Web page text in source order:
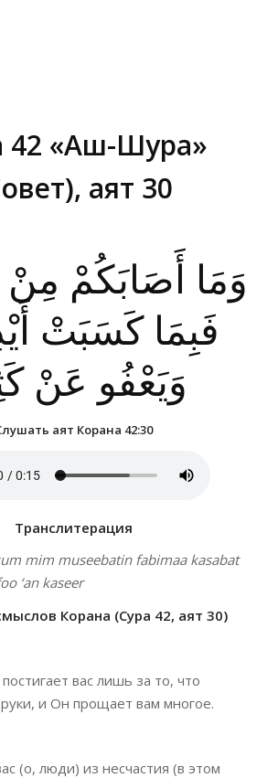
42 «Аш-Шура»
аят 30
وَمَا أَصَابَكُمْ
فَبِمَا كَسَبَتْ
وَيَعْفُو عَنْ
аят Корана 42:30
Транслитерация
mim museebatin fabimaa kasabat
‘an kaseer
Корана (Сура 42, аят 30)
вас лишь за то, что
и Он прощает вам многое.
(о, люди) из несчастия (в этом